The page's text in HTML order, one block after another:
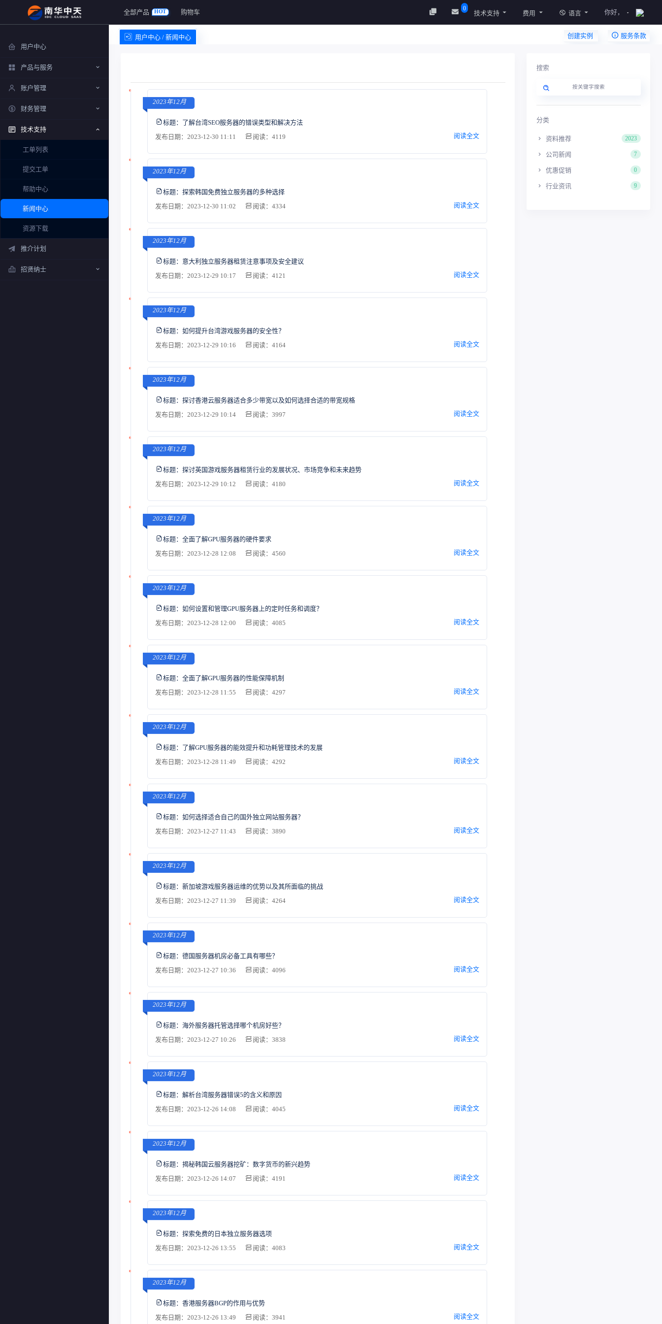
全部产品 HOT 购物车 0
技术支持 费用 语言 你好，
用户中心 / 新闻中心 创建实例
服务条款
用户中心
产品与服务
账户管理
财务管理
技术支持
工单列表
提交工单
帮助中心
新闻中心
资源下载
推介计划
招贤纳士
2023年12月
标题： 了解台湾SEO服务器的错误类型和解决方法
发布日期：2023-12-30 11:11
阅读：4119 阅读全文
2023年12月
标题： 探索韩国免费独立服务器的多种选择
发布日期：2023-12-30 11:02
阅读：4334 阅读全文
2023年12月
标题： 意大利独立服务器租赁注意事项及安全建议
发布日期：2023-12-29 10:17
阅读：4121 阅读全文
2023年12月
标题： 如何提升台湾游戏服务器的安全性？
发布日期：2023-12-29 10:16
阅读：4164 阅读全文
2023年12月
标题： 探讨香港云服务器适合多少带宽以及如何选择合适的带宽规格
发布日期：2023-12-29 10:14
阅读：3997 阅读全文
2023年12月
标题： 探讨英国游戏服务器租赁行业的发展状况、市场竞争和未来趋势
发布日期：2023-12-29 10:12
阅读：4180 阅读全文
2023年12月
标题： 全面了解GPU服务器的硬件要求
发布日期：2023-12-28 12:08
阅读：4560 阅读全文
2023年12月
标题： 如何设置和管理GPU服务器上的定时任务和调度？
发布日期：2023-12-28 12:00
阅读：4085 阅读全文
2023年12月
标题： 全面了解GPU服务器的性能保障机制
发布日期：2023-12-28 11:55
阅读：4297 阅读全文
2023年12月
标题： 了解GPU服务器的能效提升和功耗管理技术的发展
发布日期：2023-12-28 11:49
阅读：4292 阅读全文
2023年12月
标题： 如何选择适合自己的国外独立网站服务器？
发布日期：2023-12-27 11:43
阅读：3890 阅读全文
2023年12月
标题： 新加坡游戏服务器运维的优势以及其所面临的挑战
发布日期：2023-12-27 11:39
阅读：4264 阅读全文
2023年12月
标题： 德国服务器机房必备工具有哪些？
发布日期：2023-12-27 10:36
阅读：4096 阅读全文
2023年12月
标题： 海外服务器托管选择哪个机房好些？
发布日期：2023-12-27 10:26
阅读：3838 阅读全文
2023年12月
标题： 解析台湾服务器错误5的含义和原因
发布日期：2023-12-26 14:08
阅读：4045 阅读全文
2023年12月
标题： 揭秘韩国云服务器挖矿：数字货币的新兴趋势
发布日期：2023-12-26 14:07
阅读：4191 阅读全文
2023年12月
标题： 探索免费的日本独立服务器选项
发布日期：2023-12-26 13:55
阅读：4083 阅读全文
2023年12月
标题： 香港服务器BGP的作用与优势
发布日期：2023-12-26 13:49
阅读：3941 阅读全文
搜索
分类
资料推荐 2023
公司新闻 7
优惠促销 0
行业资讯 9